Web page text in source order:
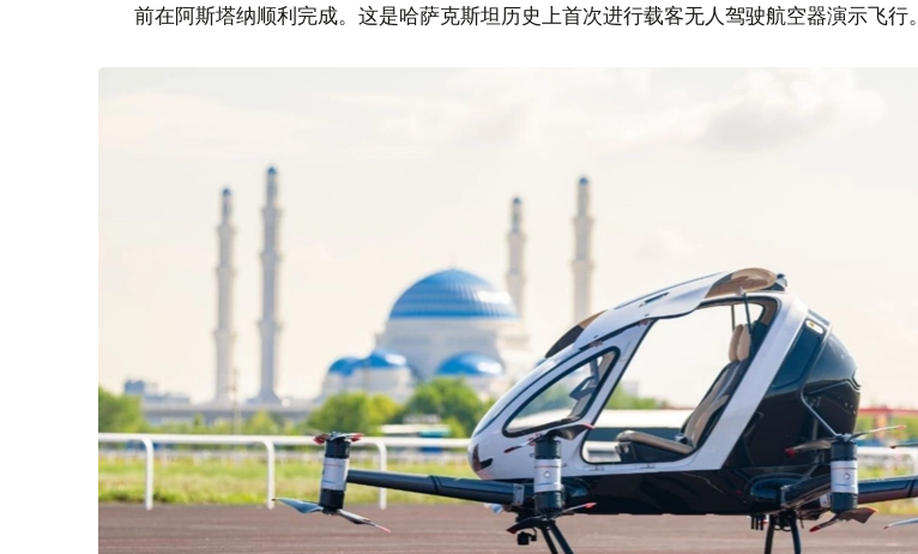
前在阿斯塔纳顺利完成。这是哈萨克斯坦历史上首次进行载客无人驾驶航空器演示飞行。